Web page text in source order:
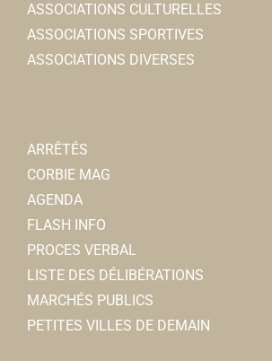
ASSOCIATIONS CULTURELLES
ASSOCIATIONS SPORTIVES
ASSOCIATIONS DIVERSES
ARRÊTÉS
CORBIE MAG
AGENDA
FLASH INFO
PROCES VERBAL
LISTE DES DÉLIBÉRATIONS
MARCHÉS PUBLICS
PETITES VILLES DE DEMAIN